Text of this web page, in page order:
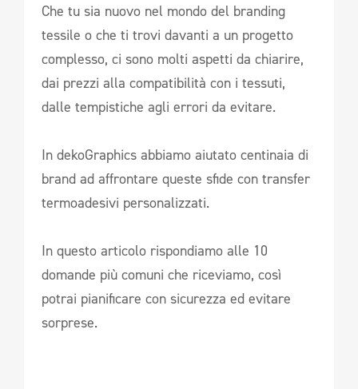
Che tu sia nuovo nel mondo del branding
tessile o che ti trovi davanti a un progetto
complesso, ci sono molti aspetti da chiarire,
dai prezzi alla compatibilità con i tessuti,
dalle tempistiche agli errori da evitare.
In dekoGraphics abbiamo aiutato centinaia di
brand ad affrontare queste sfide con transfer
termoadesivi personalizzati.
In questo articolo rispondiamo alle 10
domande più comuni che riceviamo, così
potrai pianificare con sicurezza ed evitare
sorprese.